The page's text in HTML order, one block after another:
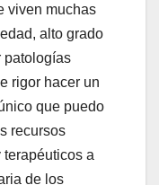
viven muchas
alto grado
patologías
rigor hacer un
que puedo
recursos
a
de los